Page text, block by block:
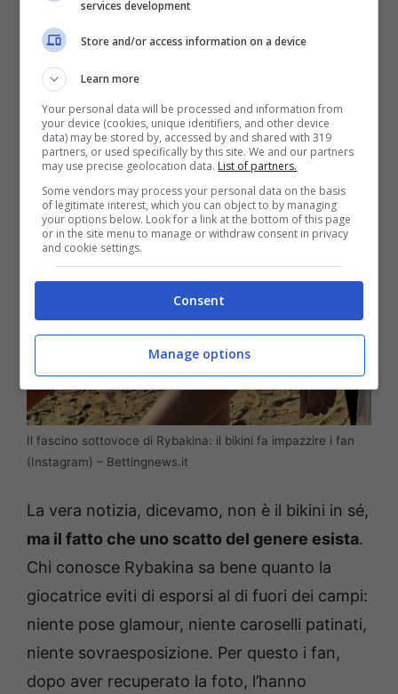
Il fascino sottovoce di Rybakina: il bikini fa impazzire i fan
(Instagram) – Bettingnews.it
La vera notizia, dicevamo, non è il bikini in sé,
ma il fatto che uno scatto del genere esista.
Chi conosce Rybakina sa bene quanto la
giocatrice eviti di esporsi al di fuori dei campi:
niente pose glamour, niente caroselli patinati,
niente sovraesposizione. Per questo i fan,
dopo aver recuperato la foto, l’hanno
services development
Store and/or access information on a device
Learn more
Your personal data will be processed and information from
your device (cookies, unique identifiers, and other device
data) may be stored by, accessed by and shared with 319
partners, or used specifically by this site. We and our partners
may use precise geolocation data. List of partners.
Some vendors may process your personal data on the basis
of legitimate interest, which you can object to by managing
your options below. Look for a link at the bottom of this page
or in the site menu to manage or withdraw consent in privacy
and cookie settings.
Consent
Manage options